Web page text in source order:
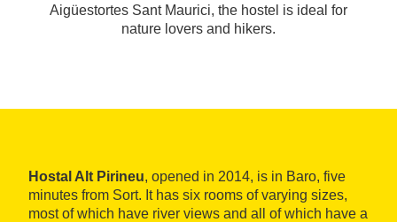
Aigüestortes Sant Maurici, the hostel is ideal for
nature lovers and hikers.
Hostal Alt Pirineu, opened in 2014, is in Baro, five
minutes from Sort. It has six rooms of varying sizes,
most of which have river views and all of which have a